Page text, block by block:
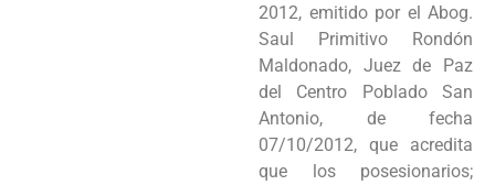
2012, emitido por el Abog.
Saul Primitivo Rondón
Maldonado, Juez de Paz
del Centro Poblado San
Antonio, de fecha
07/10/2012, que acredita
que los posesionarios;